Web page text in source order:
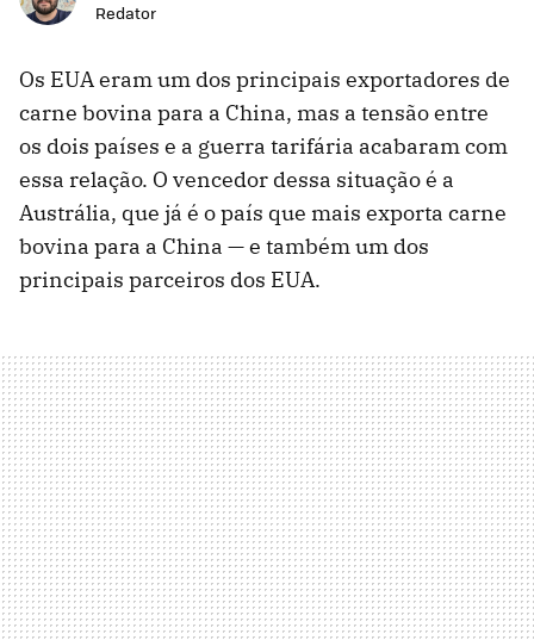
Redator
Os EUA eram um dos principais exportadores de
carne bovina para a China, mas a tensão entre
os dois países e a guerra tarifária acabaram com
essa relação. O vencedor dessa situação é a
Austrália, que já é o país que mais exporta carne
bovina para a China — e também um dos
principais parceiros dos EUA.